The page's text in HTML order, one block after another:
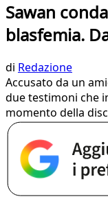
Sawan
blasfemia.
di Redazione
Accusato da un
due testimoni che
momento della